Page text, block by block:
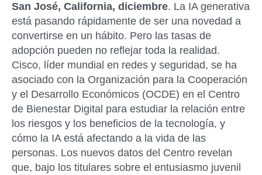
San José, California, diciembre. La IA generativa
está pasando rápidamente de ser una novedad a
convertirse en un hábito. Pero las tasas de
adopción pueden no reflejar toda la realidad.
Cisco, líder mundial en redes y seguridad, se ha
asociado con la Organización para la Cooperación
y el Desarrollo Económicos (OCDE) en el Centro
de Bienestar Digital para estudiar la relación entre
los riesgos y los beneficios de la tecnología, y
cómo la IA está afectando a la vida de las
personas. Los nuevos datos del Centro revelan
que, bajo los titulares sobre el entusiasmo juvenil